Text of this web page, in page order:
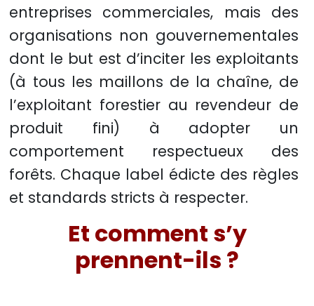
entreprises commerciales, mais des
organisations non gouvernementales
dont le but est d’inciter les exploitants
(à tous les maillons de la chaîne, de
l’exploitant forestier au revendeur de
produit fini) à adopter un
comportement respectueux des
forêts. Chaque label édicte des règles
et standards stricts à respecter.
Et comment s’y
prennent-ils ?